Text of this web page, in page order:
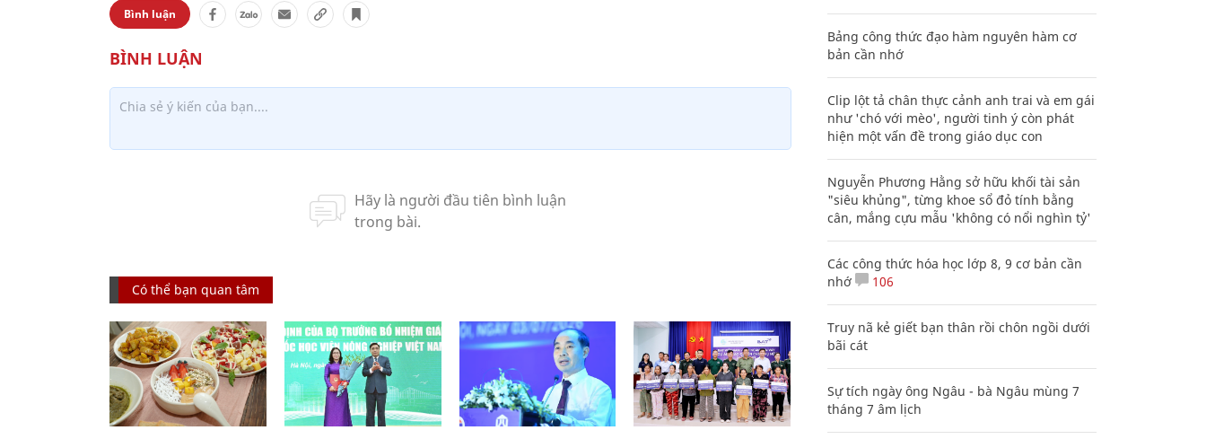
Bình luận
Có thể bạn quan tâm
Bảng công thức đạo hàm nguyên hàm cơ
bản cần nhớ
Clip lột tả chân thực cảnh anh trai và em gái
như 'chó với mèo', người tinh ý còn phát
hiện một vấn đề trong giáo dục con
Nguyễn Phương Hằng sở hữu khối tài sản
"siêu khủng", từng khoe sổ đỏ tính bằng
cân, mắng cựu mẫu 'không có nổi nghìn tỷ'
Các công thức hóa học lớp 8, 9 cơ bản cần
nhớ
106
Truy nã kẻ giết bạn thân rồi chôn ngồi dưới
bãi cát
Sự tích ngày ông Ngâu - bà Ngâu mùng 7
tháng 7 âm lịch